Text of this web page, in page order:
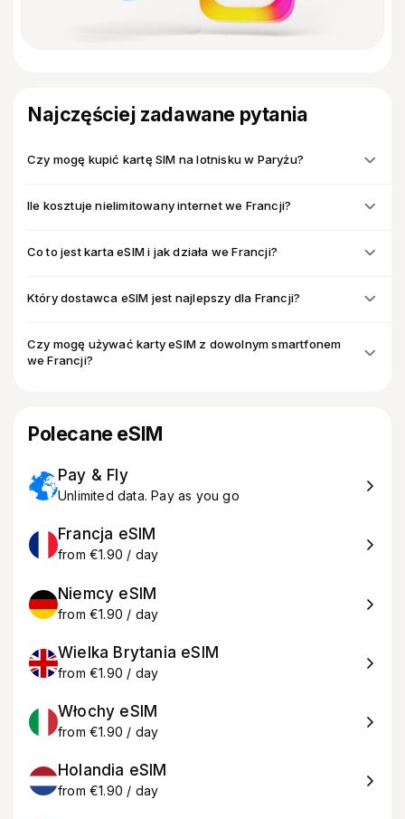
Najczęściej zadawane pytania
Czy mogę kupić kartę SIM na lotnisku w Paryżu?
Ile kosztuje nielimitowany internet we Francji?
Co to jest karta eSIM i jak działa we Francji?
Który dostawca eSIM jest najlepszy dla Francji?
Czy mogę używać karty eSIM z dowolnym smartfonem
we Francji?
Polecane eSIM
Pay & Fly
Unlimited data. Pay as you go
Francja eSIM
from €1.90 / day
Niemcy eSIM
from €1.90 / day
Wielka Brytania eSIM
from €1.90 / day
Włochy eSIM
from €1.90 / day
Holandia eSIM
from €1.90 / day